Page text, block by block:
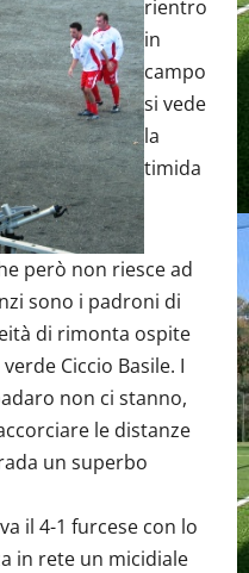
rientro
in
campo
si vede
la
timida
però non riesce ad
sono i padroni di
di rimonta ospite
Ciccio Basile. I
non ci stanno,
le distanze
un superbo
il 4-1 furcese con lo
in rete un micidiale